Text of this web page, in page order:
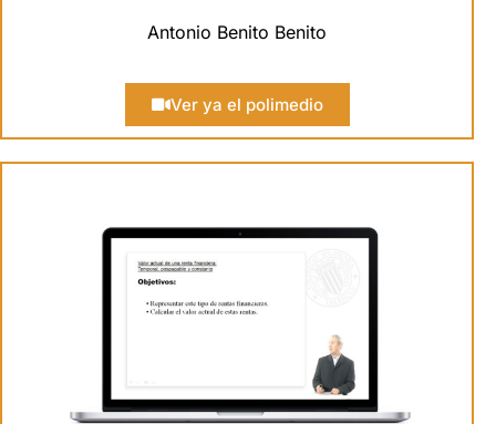
Antonio Benito Benito
Ver ya el polimedio